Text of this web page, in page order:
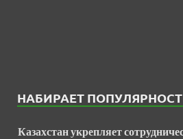
НАБИРАЕТ
Казахстан укрепляет